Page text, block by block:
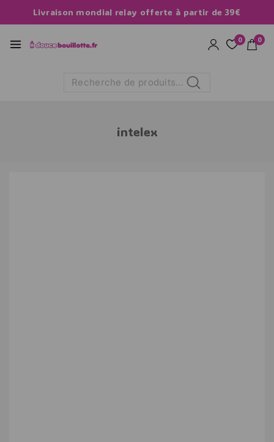
Livraison mondial relay offerte à partir de 39€
0 0
Recherche
intelex